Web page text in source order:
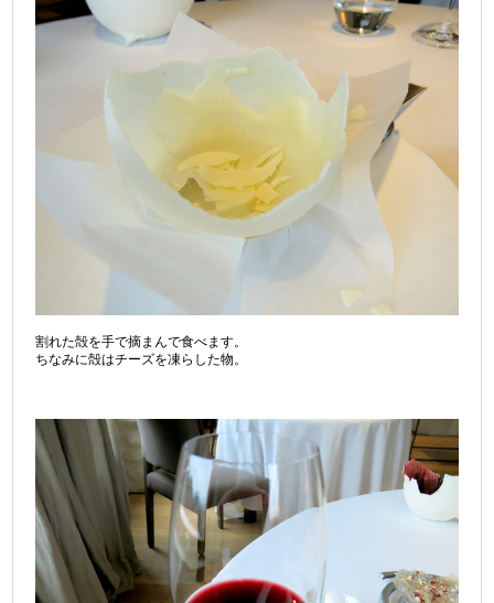
割れた殻を手で摘まんで食べます。
ちなみに殻はチーズを凍らした物。